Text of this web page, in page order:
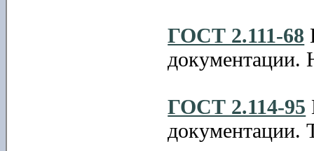
ГОСТ 2.111-68
документации.
ГОСТ 2.114-95
документации.